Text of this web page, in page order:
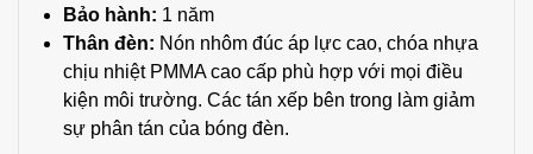
Bảo hành: 1 năm
Thân đèn: Nón nhôm đúc áp lực cao, chóa nhựa
chịu nhiệt PMMA cao cấp phù hợp với mọi điều
kiện môi trường. Các tán xếp bên trong làm giảm
sự phân tán của bóng đèn.